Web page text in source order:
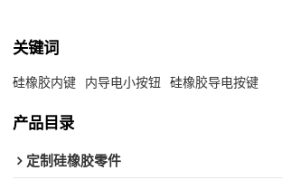
关键词
硅橡胶内键 内导电小按钮 硅橡胶导电按键
产品目录
定制硅橡胶零件